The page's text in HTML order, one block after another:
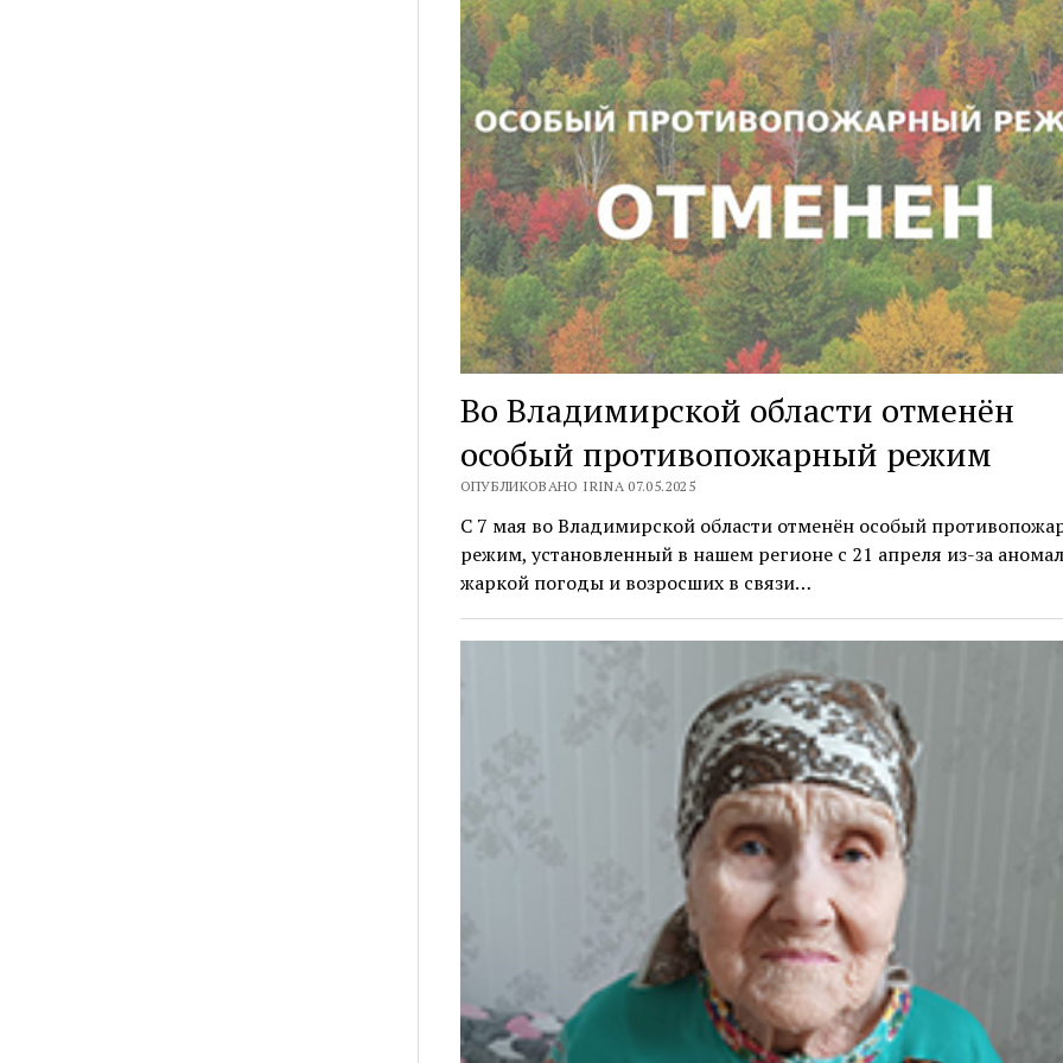
Во Владимирской области отменён
особый противопожарный режим
ОПУБЛИКОВАНО IRINA 07.05.2025
C 7 мая во Владимирской области отменён особый
режим, установленный в нашем регионе с 21 апреля из-за
жаркой погоды и возросших в связи…